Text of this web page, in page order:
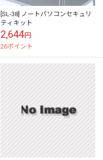
[SL-38] ノートパソコンセキュリ
ティキット
2,644円
26ポイント